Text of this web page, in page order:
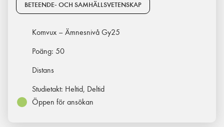
BETEENDE- OCH SAMHÄLLSVETENSKAP
Komvux – Ämnesnivå Gy25
Poäng: 50
Distans
Studietakt: Heltid, Deltid
Öppen för ansökan